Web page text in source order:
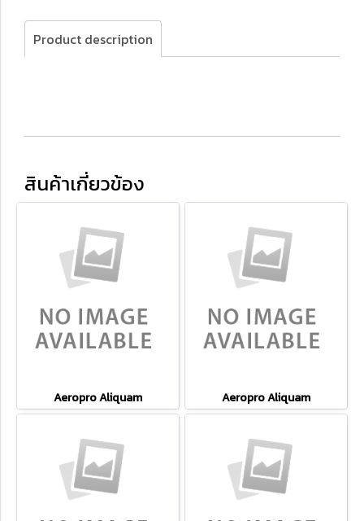
Product description
สินค้าเกี่ยวข้อง
Aeropro Aliquam Aeropro Aliquam